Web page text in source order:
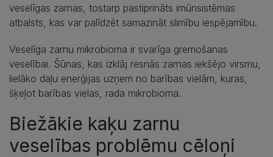
veselīgas zarnas, tostarp pastiprināts imūnsistēmas
atbalsts, kas var palīdzēt samazināt slimību iespējamību.
Veselīga zarnu mikrobioma ir svarīga gremošanas
veselībai. Šūnas, kas izklāj resnās zarnas iekšējo virsmu,
lielāko daļu enerģijas uzņem no barības vielām, kuras,
šķeļot barības vielas, rada mikrobioma.
Biežākie kaķu zarnu
veselības problēmu cēloņi